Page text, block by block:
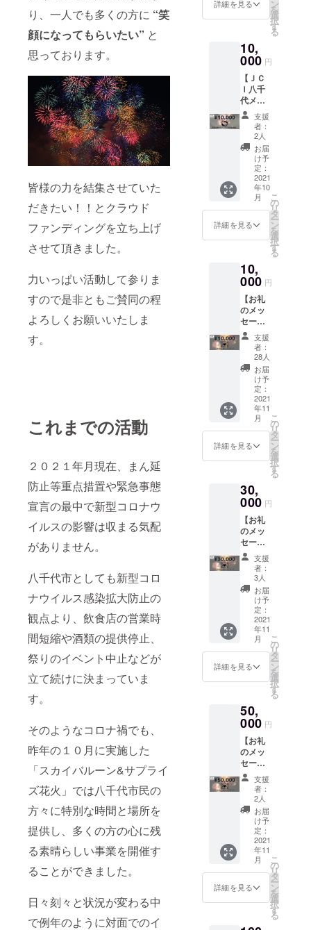
り、一人でも多くの方に “笑
顔になってもらいたい” と
思っております。
皆様の力を結集させていた
だきたい！！とクラウド
ファンディングを立ち上げ
させて頂きました。
力いっぱい活動して参りま
すので是非ともご賛同の程
よろしくお願いいたしま
す。
これまでの活動
２０２１年月現在、まん延
防止等重点措置や緊急事態
宣言の最中で新型コロナウ
イルスの影響は収まる気配
がありません。
八千代市としても新型コロ
ナウイルス感染拡大防止の
観点より、飲食店の営業時
間短縮や酒類の提供停止、
祭りのイベント中止などが
立て続けに決まっていま
す。
そのようなコロナ禍でも、
昨年の１０月に実施した
「スカイバルーン&サプライ
ズ花火」では八千代市民の
方々に特別な時間と場所を
提供し、多くの方の心に残
る素晴らしい事業を開催す
ることができました。
日々刻々と状況が変わる中
で例年のように対面でのイ
す。 八
⻘年会
議所
は、⻘
年の真
摯な情
熱を結
集し社
会貢献
するこ
とを⽬
的に組
織され
た団体
で世界
中に存
す。⼊
会資格
歳の情
熱を
持った
⼈なら
⼊会で
きま
す。Ｊ
ＣＩ八
千代は
今年で
創立50
周年を
迎え、
⽇々精
進して
す。 活
動資⾦
費から
成り
⽴って
おりま
す。 市
⺠参加
型の講
演会や
⻘少年
健全育
成事業
等の資
⾦に使
⽤して
いま
れから
も⼋千
活性化
の為に
活動を
⾏って
まいり
ますの
で、今
後とも
宜しく
お願い
致しま
す。
（現
在、正
会員４
９名）
気にな
る方
は、
社団八
だきま
す。 【
上げ動
画
DVD】
３か所
花火の
打ち上
げ動画
を作成
しま
す。
（５分
程度）
花火支
援して
いただ
いた方
を、提
紹介さ
せてい
ただき
ます。
※支援金
額に
よっ
て、支
援者名
の表示
時間や
枠の大
きさが
変わり
ます。
こちら
は小枠
に約1-3
されま
す。 ※
匿名が
よろし
い方は
質問に
て匿名
希望と
ご回答
くださ
い。 ※
資金の
利用用
途は、
2021年
日20
時〜の
費用に
当てさ
せてい
ただき
ます。
詳細を見る ン
を
選
択
す
る
10,
000 円
【ＪＣ
Ｉ八千
代メン
バーと
の異業
種交流
会】 Ｊ
ＣＩ八
千代に
ついて
知って
いただ
き、一
緒に八
千代市
をより
ていき
ましょ
う。 交
流会詳
細 内
容：１
０月例
会への
参加
（情勢
により
変更あ
り）
日
程：１
０月１
３日
付開始
時
間：１
８時半
受付
１９時
開始
場
所：後
日連絡
諸費
用：参
加費は
こちら
から支
給いた
しま
に関し
ては自
己負担
とさせ
ていた
だきま
す。 気
になる
点やビ
ジネス
を行う
上での
悩みも
いつで
もご相
さい。
※青年会
支援
者：
2人
お届
け予
定：
2021
年10
月
詳細を見る
こ
の
リ
タ
ー
ン
を
選
択
す
る
10,
000 円
【お礼
のメッ
セージ
カー
ド】 心
をこめ
て、お
礼の
メッ
セージ
カード
をお送
りさせ
ていた
だきま
す。 【
上げ動
画
DVD】
３か所
花火の
打ち上
げ動画
を作成
しま
す。
（５分
程度）
花火支
援して
いただ
いた方
を、提
紹介さ
せてい
ただき
ます。
※支援金
額に
よっ
て、支
援者名
の表示
時間や
枠の大
きさが
変わり
ます。
こちら
は中の
支援
者：
28人
お届
け予
定：
2021
年11
月
詳細を見る
こ
の
リ
タ
ー
ン
を
選
択
す
る
30,
000 円
【お礼
のメッ
セージ
カー
ド】 心
をこめ
て、お
礼の
メッ
セージ
カード
をお送
りさせ
ていた
だきま
す。 【
上げ動
画
DVD】
３か所
花火の
打ち上
げ動画
を作成
しま
す。
（５分
程度）
花火支
援して
いただ
いた方
を、提
支援
者：
3人
お届
け予
定：
2021
年11
月
詳細を見る
こ
の
リ
タ
ー
ン
を
選
択
す
る
50,
000 円
【お礼
のメッ
セージ
カー
ド】 心
をこめ
て、お
礼の
メッ
セージ
カード
をお送
りさせ
ていた
だきま
す。 【
支援
者：
2人
お届
け予
定：
2021
年11
月
詳細を見る
こ
の
リ
タ
ー
ン
を
選
択
す
る